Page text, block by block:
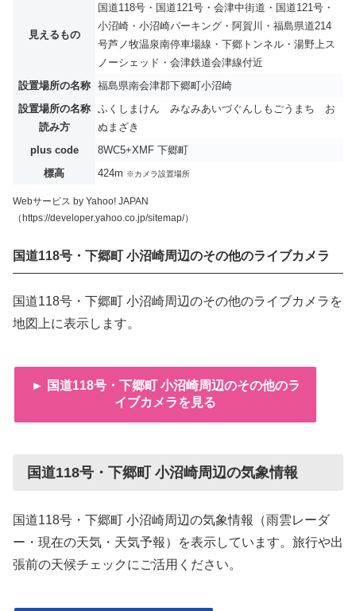
見えるもの
国道118号・国道121号・会津中街道・国道121号・
小沼崎・小沼崎パーキング・阿賀川・福島県道214
号芦ノ牧温泉南停車場線・下郷トンネル・湯野上ス
ノーシェッド・会津鉄道会津線付近
設置場所の名称
福島県南会津郡下郷町小沼崎
設置場所の名称
読み方
ふくしまけん みなみあいづぐんしもごうまち お
ぬまざき
plus code
8WC5+XMF 下郷町
標高
424m ※カメラ設置場所
Webサービス by Yahoo! JAPAN
（https://developer.yahoo.co.jp/sitemap/）
国道118号・下郷町 小沼崎周辺のその他のライブカメラ
国道118号・下郷町 小沼崎周辺のその他のライブカメラを
地図上に表示します。
► 国道118号・下郷町 小沼崎周辺のその他のラ
イブカメラを見る
国道118号・下郷町 小沼崎周辺の気象情報
国道118号・下郷町 小沼崎周辺の気象情報（雨雲レーダ
ー・現在の天気・天気予報）を表示しています。旅行や出
張前の天候チェックにご活用ください。